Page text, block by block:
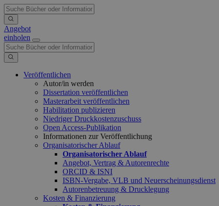
Angebot
einholen
Veröffentlichen
Autor/in werden
Dissertation veröffentlichen
Masterarbeit veröffentlichen
Habilitation publizieren
Niedriger Druckkostenzuschuss
Open Access-Publikation
Informationen zur Veröffentlichung
Organisatorischer Ablauf
Organisatorischer Ablauf
Angebot, Vertrag & Autorenrechte
ORCID & ISNI
ISBN-Vergabe, VLB und Neuerscheinungsdienst
Autorenbetreuung & Drucklegung
Kosten & Finanzierung